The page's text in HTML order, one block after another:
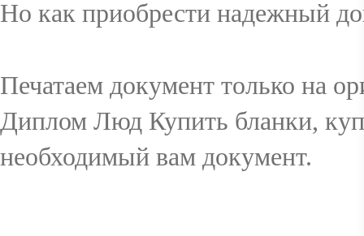
Но как приобрести надежный
Печатаем документ только на
Диплом Люд Купить бланки,
необходимый вам документ.